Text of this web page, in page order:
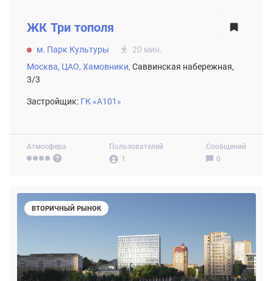
Атмосфера
Пользователей
1
Сообщений
0
ЖК Три тополя
м. Парк Культуры
20 мин.
Москва, ЦАО, Хамовники, Саввинская набережная,
3/3
Застройщик: ГК «А101»
ВТОРИЧНЫЙ РЫНОК